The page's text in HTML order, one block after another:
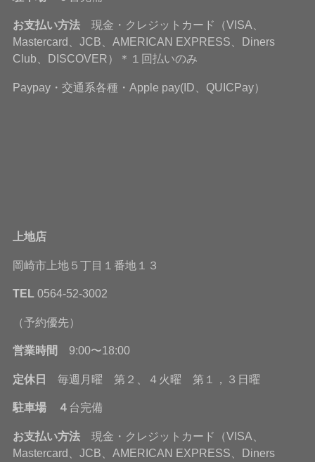
お支払い方法現金・クレジットカード（VISA、
Mastercard、JCB、AMERICAN EXPRESS、Diners
Club、DISCOVER）＊１回払いのみ
Paypay・交通系各種・Apple pay(ID、QUICPay）
上地店
岡崎市上地５丁目１番地１３
TEL 0564-52-3002
（予約優先）
営業時間 9:00〜18:00
定休日 毎週月曜 第２、４火曜 第１，３日曜
駐車場 ４ 台完備
お支払い方法現金・クレジットカード（VISA、
Mastercard、JCB、AMERICAN EXPRESS、Diners